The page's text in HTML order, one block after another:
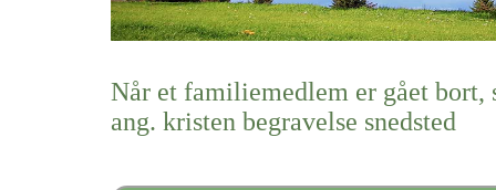
Når et familiemedlem er gået bort,
ang. kristen begravelse snedsted